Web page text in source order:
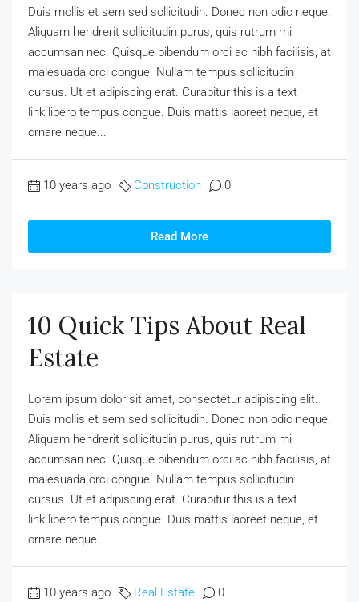
Duis mollis et sem sed sollicitudin. Donec non odio neque.
Aliquam hendrerit sollicitudin purus, quis rutrum mi
accumsan nec. Quisque bibendum orci ac nibh facilisis, at
malesuada orci congue. Nullam tempus sollicitudin
cursus. Ut et adipiscing erat. Curabitur this is a text
link libero tempus congue. Duis mattis laoreet neque, et
ornare neque...
10 years ago Construction 0
Read More
10 Quick Tips About Real
Estate
Lorem ipsum dolor sit amet, consectetur adipiscing elit.
Duis mollis et sem sed sollicitudin. Donec non odio neque.
Aliquam hendrerit sollicitudin purus, quis rutrum mi
accumsan nec. Quisque bibendum orci ac nibh facilisis, at
malesuada orci congue. Nullam tempus sollicitudin
cursus. Ut et adipiscing erat. Curabitur this is a text
link libero tempus congue. Duis mattis laoreet neque, et
ornare neque...
10 years ago Real Estate 0